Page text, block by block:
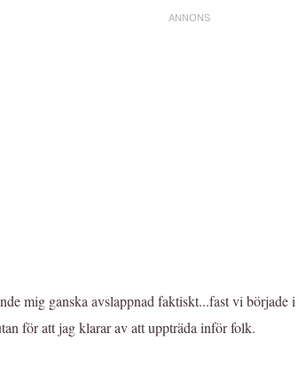
mig ganska avslappnad faktiskt...fast vi
för att jag klarar av att uppträda inför folk.